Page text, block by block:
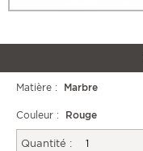
Matière : Marbre
Couleur : Rouge
Quantité :